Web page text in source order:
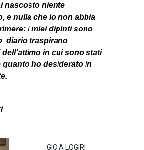
nascosto niente
e nulla che io non abbia
I miei dipinti sono
diario traspirano
in cui sono stati
quanto ho desiderato in
GIOIA LOGIRI